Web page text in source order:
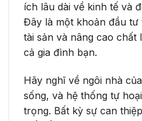
ích lâu dài về kinh tế và
Đây là một khoản đầu tư
tài sản và nâng cao
cả gia đình bạn.
Hãy nghĩ về ngôi nhà
sống, và hệ thống tự
trọng. Bất kỳ sự can